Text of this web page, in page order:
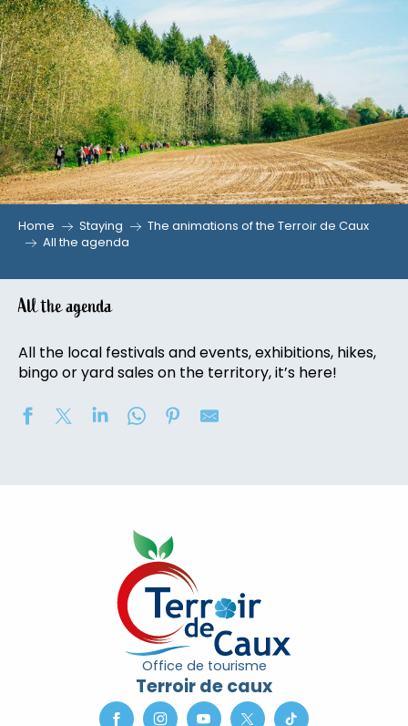
Aller
au
contenu
principal
Home Staying
The animations of the Terroir de Caux
All the agenda
All the agenda
All the local festivals and events, exhibitions, hikes,
bingo or yard sales on the territory, it’s here!
Marché nocturne
2eme nuit des étoiles
Exposition de peinture : Elisabeth Haloo Joye et
Exposition de peinture - Karine Duriez
Exposition : Bénédicte, Cédric & René Vardon
[Exposition] Peinture comme photo, photo comme
Stage de natation 2026
Exposition : au jardin potager
Marche douce et botanique
Concerts à l'Envers du Croco
Office de tourisme
Terroir de caux